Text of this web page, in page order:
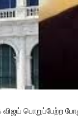
பொறுப்பேற்ற